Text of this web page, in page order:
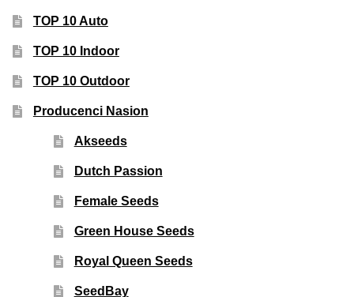
TOP 10 Auto
TOP 10 Indoor
TOP 10 Outdoor
Producenci Nasion
Akseeds
Dutch Passion
Female Seeds
Green House Seeds
Royal Queen Seeds
SeedBay